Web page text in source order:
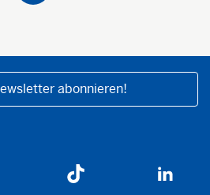
abonnieren!